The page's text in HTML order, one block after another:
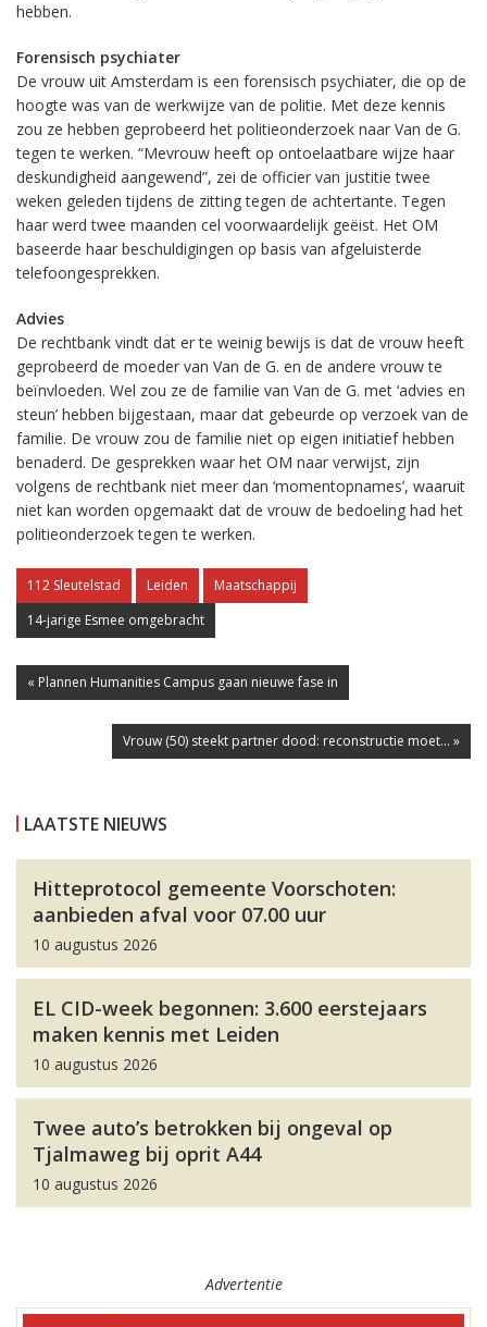
hebben.
Forensisch psychiater
De vrouw uit Amsterdam is een forensisch psychiater, die op de
hoogte was van de werkwijze van de politie. Met deze kennis
zou ze hebben geprobeerd het politieonderzoek naar Van de G.
tegen te werken. “Mevrouw heeft op ontoelaatbare wijze haar
deskundigheid aangewend”, zei de officier van justitie twee
weken geleden tijdens de zitting tegen de achtertante. Tegen
haar werd twee maanden cel voorwaardelijk geëist. Het OM
baseerde haar beschuldigingen op basis van afgeluisterde
telefoongesprekken.
Advies
De rechtbank vindt dat er te weinig bewijs is dat de vrouw heeft
geprobeerd de moeder van Van de G. en de andere vrouw te
beïnvloeden. Wel zou ze de familie van Van de G. met ‘advies en
steun’ hebben bijgestaan, maar dat gebeurde op verzoek van de
familie. De vrouw zou de familie niet op eigen initiatief hebben
benaderd. De gesprekken waar het OM naar verwijst, zijn
volgens de rechtbank niet meer dan ‘momentopnames’, waaruit
niet kan worden opgemaakt dat de vrouw de bedoeling had het
politieonderzoek tegen te werken.
112 Sleutelstad Leiden
Maatschappij
14-jarige Esmee omgebracht
« Plannen Humanities Campus gaan nieuwe fase in
Vrouw (50) steekt partner dood: reconstructie moet... »
LAATSTE NIEUWS
Hitteprotocol gemeente Voorschoten:
aanbieden afval voor 07.00 uur
10 augustus 2026
EL CID-week begonnen: 3.600 eerstejaars
maken kennis met Leiden
10 augustus 2026
Twee auto’s betrokken bij ongeval op
Tjalmaweg bij oprit A44
10 augustus 2026
Advertentie